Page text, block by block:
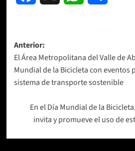
Navegación
de
entradas
Anterior:
El Área Metropolitana del Valle de
Mundial de la Bicicleta con eventos
sistema de transporte sostenible
En el Día Mundial de la
invita y promueve el uso de